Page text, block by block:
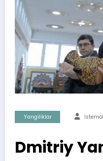
Yangiliklar
Dmitriy